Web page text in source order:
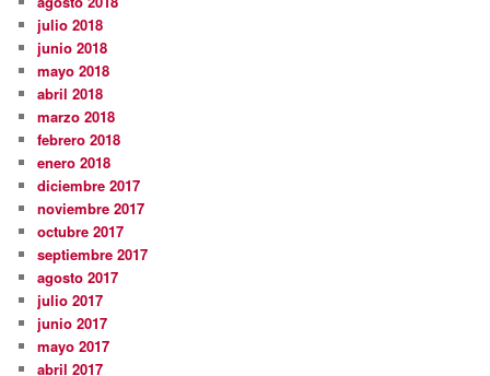
julio 2018
junio 2018
mayo 2018
abril 2018
marzo 2018
febrero 2018
enero 2018
diciembre 2017
noviembre 2017
octubre 2017
septiembre 2017
agosto 2017
julio 2017
junio 2017
mayo 2017
abril 2017